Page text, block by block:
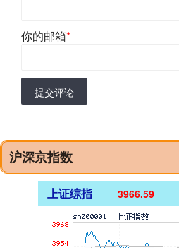
你的邮箱*
提交评论
沪深京指数
上证综指 3966.59